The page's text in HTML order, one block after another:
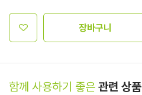
장바구니
함께 사용하기 좋은 관련 상품